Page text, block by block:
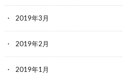
2019年3月
2019年2月
2019年1月